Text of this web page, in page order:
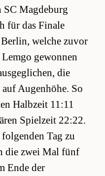
SC Magdeburg
für das Finale
welche zuvor
gewonnen
die
Augenhöhe. So
Halbzeit 11:11
Spielzeit 22:22.
Tag zu
die zwei Mal fünf
Ende der